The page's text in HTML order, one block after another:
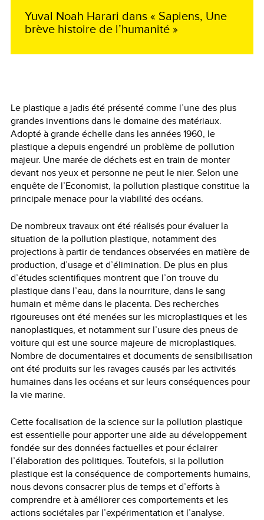
Yuval Noah Harari dans « Sapiens, Une
brève histoire de l’humanité »
Le plastique a jadis été présenté comme l’une des plus
grandes inventions dans le domaine des matériaux.
Adopté à grande échelle dans les années 1960, le
plastique a depuis engendré un problème de pollution
majeur. Une marée de déchets est en train de monter
devant nos yeux et personne ne peut le nier. Selon une
enquête de l’Economist, la pollution plastique constitue la
principale menace pour la viabilité des océans.
De nombreux travaux ont été réalisés pour évaluer la
situation de la pollution plastique, notamment des
projections à partir de tendances observées en matière de
production, d’usage et d’élimination. De plus en plus
d’études scientifiques montrent que l’on trouve du
plastique dans l’eau, dans la nourriture, dans le sang
humain et même dans le placenta. Des recherches
rigoureuses ont été menées sur les microplastiques et les
nanoplastiques, et notamment sur l’usure des pneus de
voiture qui est une source majeure de microplastiques.
Nombre de documentaires et documents de sensibilisation
ont été produits sur les ravages causés par les activités
humaines dans les océans et sur leurs conséquences pour
la vie marine.
Cette focalisation de la science sur la pollution plastique
est essentielle pour apporter une aide au développement
fondée sur des données factuelles et pour éclairer
l’élaboration des politiques. Toutefois, si la pollution
plastique est la conséquence de comportements humains,
nous devons consacrer plus de temps et d’efforts à
comprendre et à améliorer ces comportements et les
actions sociétales par l’expérimentation et l’analyse.